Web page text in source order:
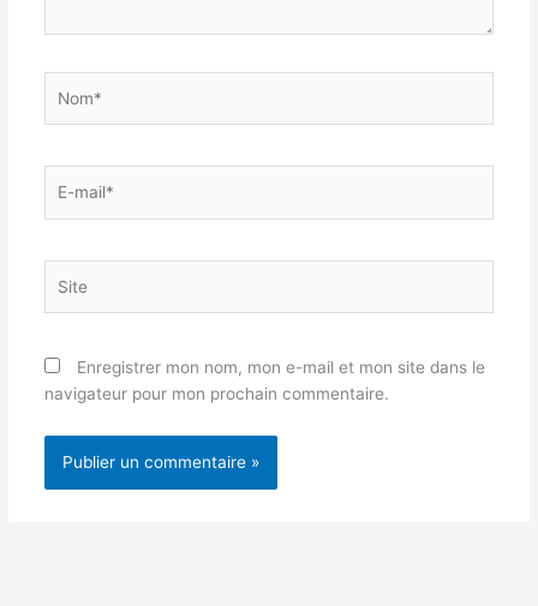
mail*
Enregistrer mon nom, mon e-mail et mon site dans le
navigateur pour mon prochain commentaire.